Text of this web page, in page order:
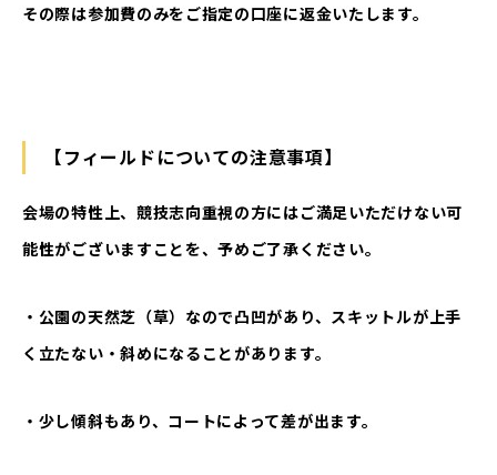
その際は参加費のみをご指定の口座に返金いたします。
【フィールドについての注意事項】
会場の特性上、競技志向重視の方にはご満足いただけない可
能性がございますことを、予めご了承ください。
・公園の天然芝（草）なので凸凹があり、スキットルが上手
く立たない・斜めになることがあります。
・少し傾斜もあり、コートによって差が出ます。